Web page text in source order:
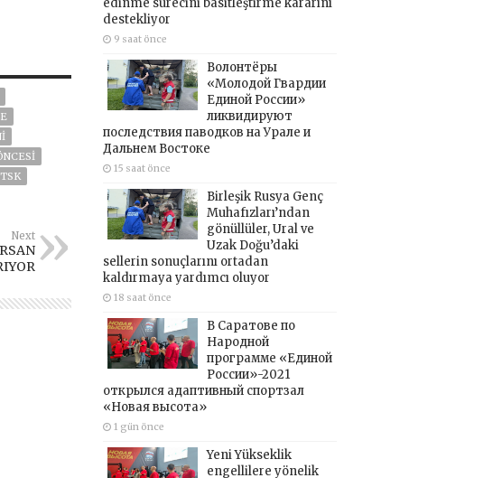
TSK
Next
destekliyor
9 saat önce
Волонтёры
«Молодой Гвардии
Единой России»
ликвидируют
последствия паводков на Урале и
Дальнем Востоке
15 saat önce
Birleşik Rusya Genç
Muhafızları’ndan
gönüllüler, Ural ve
Uzak Doğu’daki
sellerin sonuçlarını ortadan
kaldırmaya yardımcı oluyor
18 saat önce
В Саратове по
Народной
программе «Единой
России»-2021
открылся адаптивный спортзал
«Новая высота»
1 gün önce
Yeni Yükseklik
engellilere yönelik